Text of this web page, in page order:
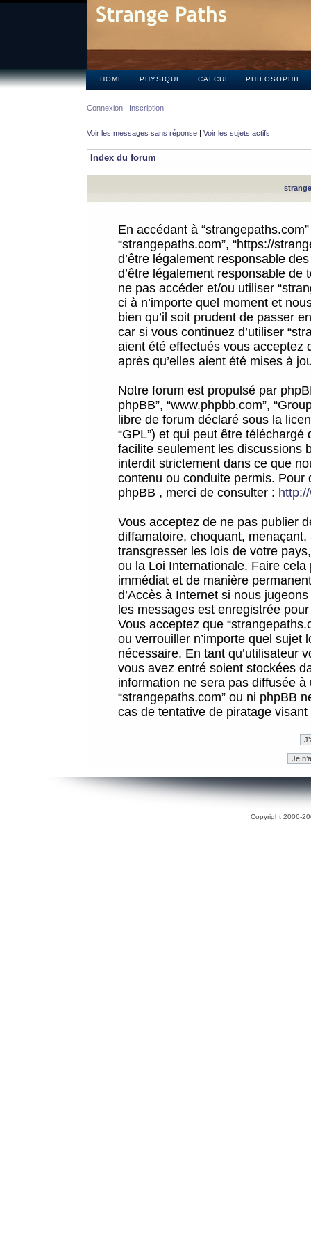
HOME PHYSIQUE CALCUL PHILOSOPHIE
Connexion Inscription
Voir les messages sans réponse | Voir les sujets actifs
Index du forum
En accédant à
“strangepaths.com”, “https://
d’être légalement responsable
d’être légalement responsable
ne pas accéder et/ou utiliser
ci à n’importe quel moment et
bien qu’il soit prudent de passer
car si vous continuez d’utiliser
aient été effectués vous acceptez
après qu’elles aient été mises à
Notre forum est propulsé par
phpBB”, “www.phpbb.com”,
libre de forum déclaré sous la
“GPL”) et qui peut être téléchargé
facilite seulement les discussions
interdit strictement dans ce que
contenu ou conduite permis.
phpBB , merci de consulter :
Vous acceptez de ne pas publier
diffamatoire, choquant,
transgresser les lois de votre
ou la Loi Internationale. Faire
immédiat et de manière
d’Accès à Internet si nous
les messages est enregistrée
Vous acceptez que
ou verrouiller n’importe quel sujet
nécessaire. En tant qu’utilisateur
vous avez entré soient stockées
information ne sera pas diffusée
“strangepaths.com” ou ni phpBB
cas de tentative de piratage
Copyright 2006-